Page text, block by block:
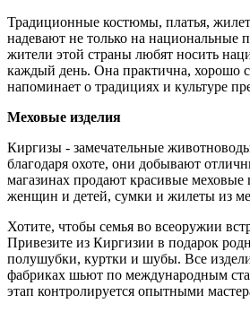
Традиционные костюмы, платья,
надевают не только на национальные
жители этой страны любят носить
каждый день. Она практична, хорошо
напоминает о традициях и культуре
Меховые изделия
Киргизы - замечательные
благодаря охоте, они добывают
магазинах продают красивые
женщин и детей, сумки и жилеты из
Хотите, чтобы семья во всеоружии
Привезите из Киргизии в подарок
полушубки, куртки и шубы. Все
фабриках шьют по международным
этап контролируется опытными